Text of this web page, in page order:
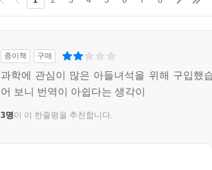
종이책 구매
과학에 관심이 많은 아들녀석을 위해 구입했
어 보니 번역이 아쉽다는 생각이
3명이 이 한줄평을 추천합니다.